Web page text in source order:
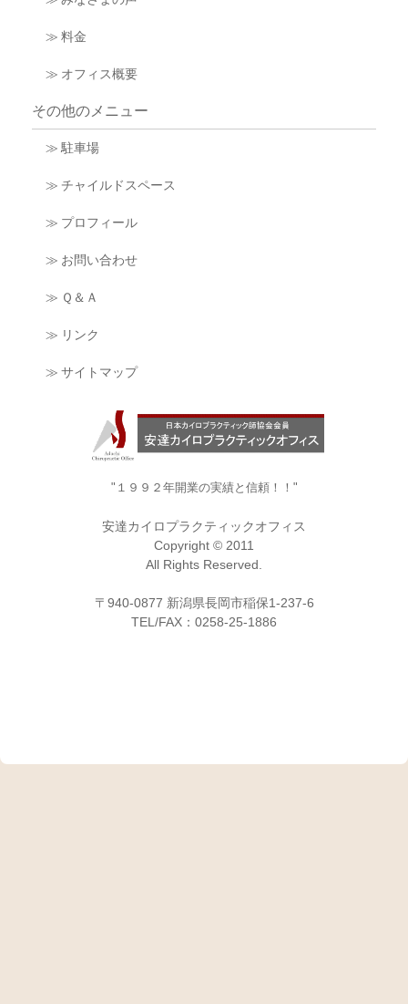
≫ 料金
≫ オフィス概要
その他のメニュー
≫ 駐車場
≫ チャイルドスペース
≫ プロフィール
≫ お問い合わせ
≫ Ｑ＆Ａ
≫ リンク
≫ サイトマップ
"１９９２年開業の実績と信頼！！"
安達カイロプラクティックオフィス
Copyright © 2011
All Rights Reserved.
〒940-0877 新潟県長岡市稲保1-237-6
TEL/FAX：0258-25-1886